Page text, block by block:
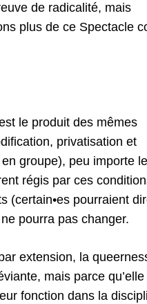
de radicalité, mais
plus de ce Spectacle
le produit des mêmes
privatisation et
groupe), peu importe
régis par ces
(certain•es pourraient
pourra pas changer.
extension, la
mais parce
fonction dans la